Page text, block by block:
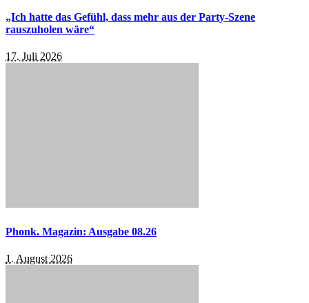
„Ich hatte das Gefühl, dass mehr aus der Party-Szene
rauszuholen wäre“
17. Juli 2026
Phonk. Magazin: Ausgabe 08.26
1. August 2026